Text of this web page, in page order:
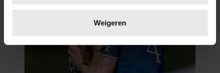
verwerkt en stel uw voorkeuren in het
intrekken in de Cookieverklaring.
We gebruiken cookies om content en advertenties te
Weigeren